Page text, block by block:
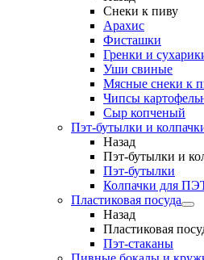
Снеки к пиву
Арахис
Фисташки
Гренки и
Уши свиные
Мясные снеки к
Чипсы
Сыр копченый
Пэт-бутылки и
Назад
Пэт-бутылки и
Пэт-бутылки
Колпачки для
Пластиковая посуда
Назад
Пластиковая
Пэт-стаканы